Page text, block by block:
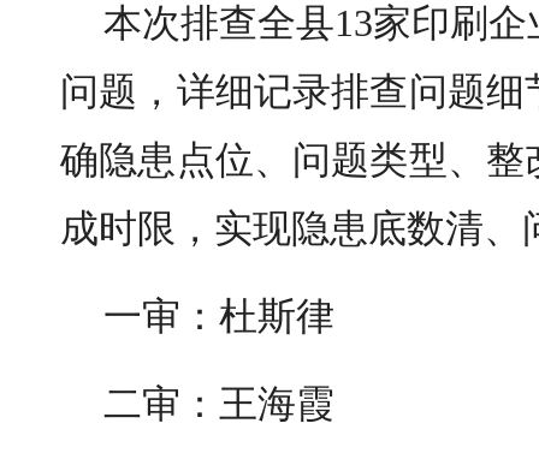
本次排查全县13家印刷
问题，详细记录排查问题
确隐患点位、问题类型、
成时限，实现隐患底数清
一审：杜斯律
二审：王海霞